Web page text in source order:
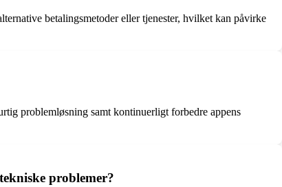
betalingsmetoder eller tjenester, hvilket kan påvirke
problemløsning samt kontinuerligt forbedre appens
problemer?